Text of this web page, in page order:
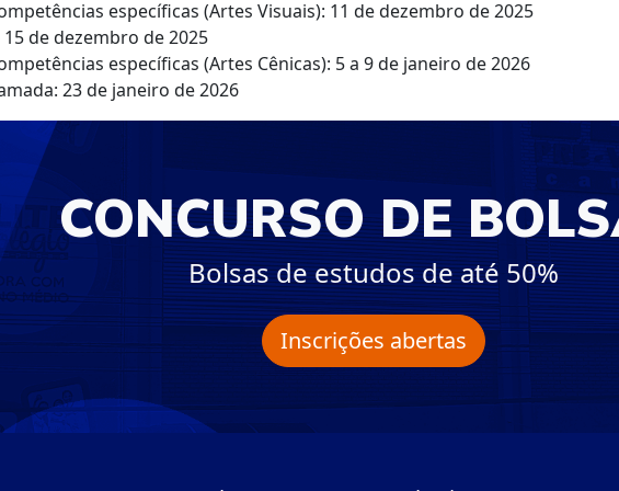
específicas (Artes Visuais): 11 de dezembro de 2025
15 de dezembro de 2025
específicas (Artes Cênicas): 5 a 9 de janeiro de 2026
23 de janeiro de 2026
CONCURSO DE
Bolsas de estudos de até 50%
Inscrições abertas